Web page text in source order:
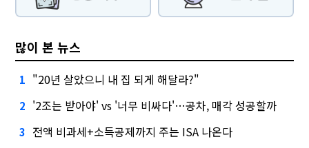
많이 본 뉴스
1 "20년 살았으니 내 집 되게 해달라?"
2 '2조는 받아야' vs '너무 비싸다'…공차, 매각 성공할까
3 전액 비과세+소득공제까지 주는 ISA 나온다